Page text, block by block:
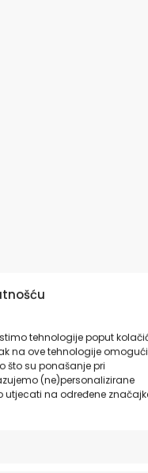
tehnologije poput
na ove tehnologije
su ponašanje pri
(ne)personalizirane
utjecati na određene